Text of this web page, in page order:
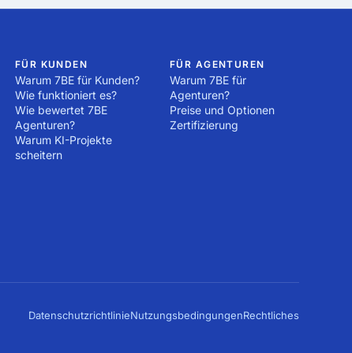
Sorgen! Die
was Sie tun
FÜR KUNDEN
Warum 7BE für Kunden?
Wie funktioniert es?
Wie bewertet 7BE
Agenturen?
Warum KI-Projekte
scheitern
FÜR AGENTUREN
Warum 7BE für
Agenturen?
Preise und Optionen
Zertifizierung
DatenschutzrichtlinieNutzungsbedingungenRechtliches